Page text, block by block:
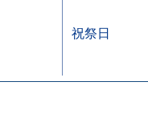
祝祭日